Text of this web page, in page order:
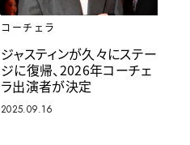
コーチェラ
ジャスティンが久々にステー
ジに復帰、2026年コーチェ
ラ出演者が決定
2025.09.16